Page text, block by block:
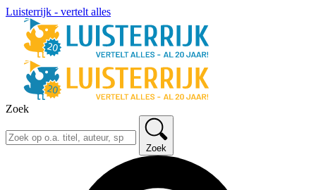
Luisterrijk - vertelt alles
Zoek
Zoek